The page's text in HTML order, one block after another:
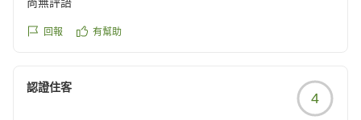
回報 有幫助
認證住客
4